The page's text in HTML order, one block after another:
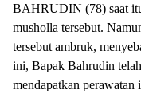
BAHRUDIN (78) saat
musholla tersebut.
tersebut ambruk,
ini, Bapak Bahrudin
mendapatkan perawatan